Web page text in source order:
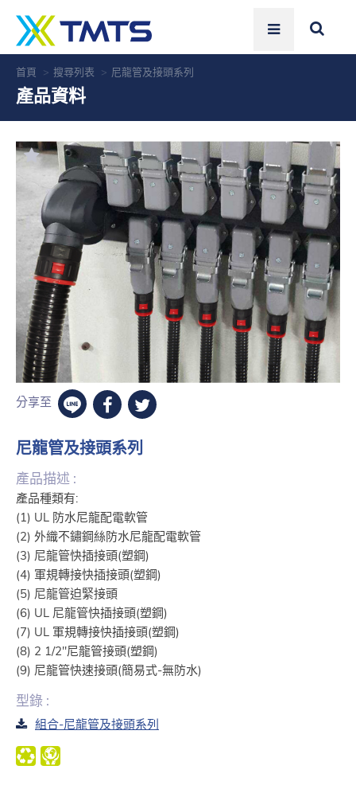
首頁 搜尋列表 尼龍管及接頭系列
產品資料
分享至
尼龍管及接頭系列
產品描述 :
產品種類有:
(1) UL 防水尼龍配電軟管
(2) 外織不鏽鋼絲防水尼龍配電軟管
(3) 尼龍管快插接頭(塑鋼)
(4) 軍規轉接快插接頭(塑鋼)
(5) 尼龍管迫緊接頭
(6) UL 尼龍管快插接頭(塑鋼)
(7) UL 軍規轉接快插接頭(塑鋼)
(8) 2 1/2"尼龍管接頭(塑鋼)
(9) 尼龍管快速接頭(簡易式-無防水)
型錄 :
組合-尼龍管及接頭系列